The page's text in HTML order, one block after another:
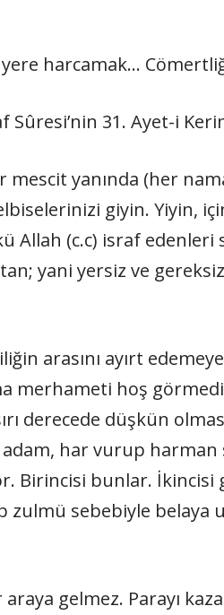
harcamak…
Sûresi’nin 31. Ayet-i
mescit yanında (her
giyin. Yiyin,
Allah (c.c) israf
yani yersiz ve
arasını ayırt
merhameti hoş
derecede düşkün
har vurup harman
Birincisi bunlar.
sebebiyle belaya
gelmez. Parayı